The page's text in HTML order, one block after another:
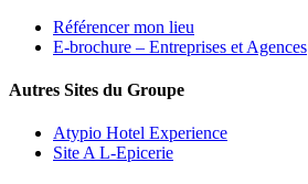
Référencer mon lieu
E-brochure – Entreprises et Agences
Autres Sites du Groupe
Atypio Hotel Experience
Site A L-Epicerie